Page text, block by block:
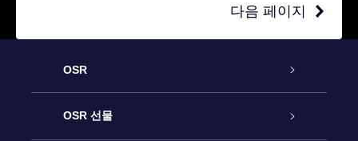
다음 페이지
OSR
고객 서비스
OSR 선물